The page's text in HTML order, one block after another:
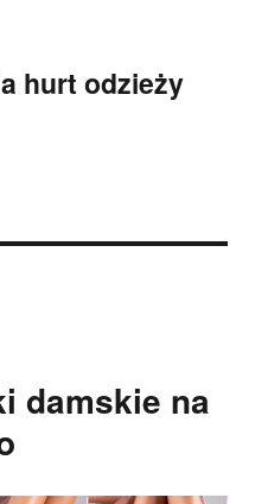
hurt odzieży
damskie na